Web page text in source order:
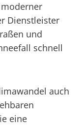
Dienstleister
und
schnell
auch
eine